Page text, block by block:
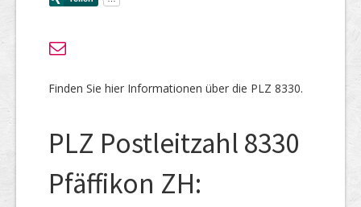
Finden Sie hier Informationen über die PLZ 8330.
PLZ Postleitzahl 8330
Pfäffikon ZH: